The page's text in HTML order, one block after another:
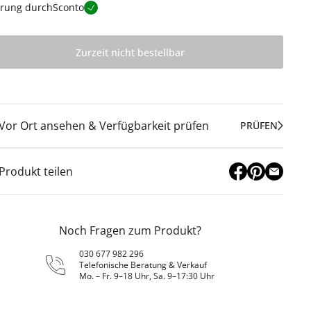
durchSconto
Zurzeit nicht bestellbar
Ort ansehen & Verfügbarkeit prüfen PRÜFEN
teilen
Noch Fragen zum Produkt?
030 677 982 296
Telefonische Beratung & Verkauf
Mo. – Fr. 9–18 Uhr, Sa. 9–17:30 Uhr